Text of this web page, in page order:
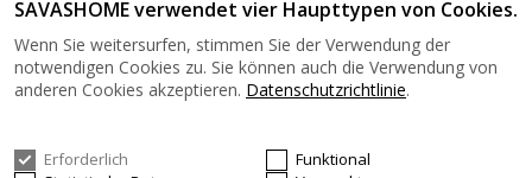
senden Sie keine Waren ohne vorherige Bestätigung an diese
diesem Link: https://www.savashome.at/rueckgabebedingungen-
fuer-waren Gerne können Sie sich mit uns in Verbindung setzen:
Montag − Freitag: 08:00−16:00 Uhr E-Mail: Info@savashome.at
© 2026 SAVASHOME Alle Rechte vorbehalten.
SAVASHOME verwendet vier Haupttypen von Cookies.
Wenn Sie weitersurfen, stimmen Sie der Verwendung der
notwendigen Cookies zu. Sie können auch die Verwendung von
anderen Cookies akzeptieren. Datenschutzrichtlinie.
Erforderlich
Funktional